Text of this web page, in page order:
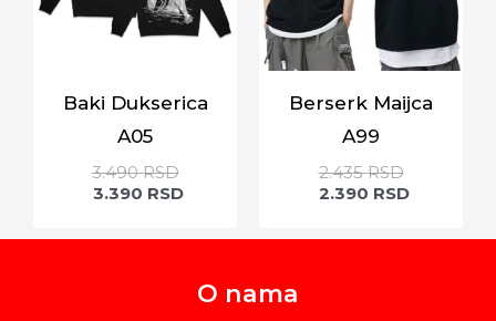
Baki Dukserica
A05
3.490RSD
3.390 RSD
Berserk Maijca
A99
2.435RSD
2.390 RSD
O nama